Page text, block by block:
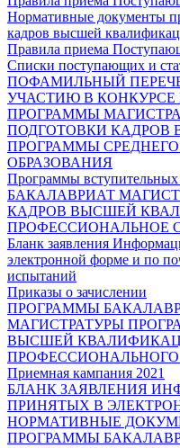
Нормативные документы
кадров высшей
Правила приема
Списки поступающих и
ПОФАМИЛЬНЫЙ
УЧАСТИЮ В КОНКУРСЕ
ПРОГРАММЫ
ПОДГОТОВКИ
ПРОГРАММЫ
ОБРАЗОВАНИЯ
Программы
БАКАЛАВРИАТ
КАДРОВ ВЫСШЕЙ
ПРОФЕССИОНАЛЬНОЕ
Бланк заявления
электронной форме и по
испытаний
Приказы о зачислении
ПРОГРАММЫ
МАГИСТРАТУРЫ
ВЫСШЕЙ
ПРОФЕССИОНАЛЬНОГО
Приемная кампания 2021
БЛАНК ЗАЯВЛЕНИЯ
ПРИНЯТЫХ В
НОРМАТИВНЫЕ
ПРОГРАММЫ